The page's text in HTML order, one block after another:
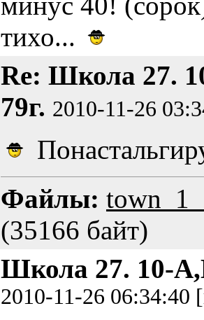
тихо...
Re: Школа 27.
79г. 2010-11-26
Файлы:
(35166 байт)
Школа 27. 10-
2010-11-26 06:34:40